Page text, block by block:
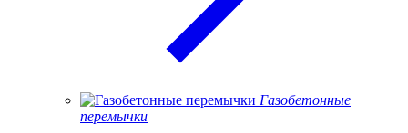
Газобетонные
перемычки